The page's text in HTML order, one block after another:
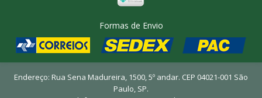
Formas de Envio
Endereço: Rua Sena Madureira, 1500, 5º andar. CEP 04021-001 São
Paulo, SP.